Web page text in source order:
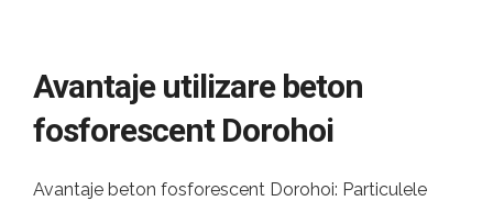
Avantaje utilizare beton
fosforescent Dorohoi
Avantaje beton fosforescent Dorohoi: Particulele